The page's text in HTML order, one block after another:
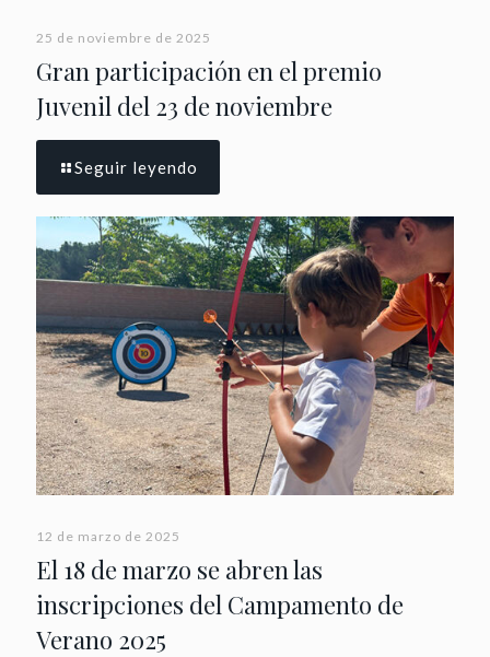
25 de noviembre de 2025
Gran participación en el premio
Juvenil del 23 de noviembre
Seguir leyendo
12 de marzo de 2025
El 18 de marzo se abren las
inscripciones del Campamento de
Verano 2025